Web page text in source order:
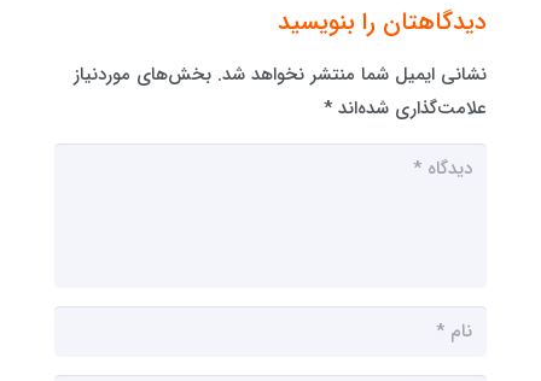
دیدگاهتان را بنویسید
نشانی ایمیل شما منتشر نخواهد شد. بخش‌های موردنیاز
علامت‌گذاری شده‌اند *